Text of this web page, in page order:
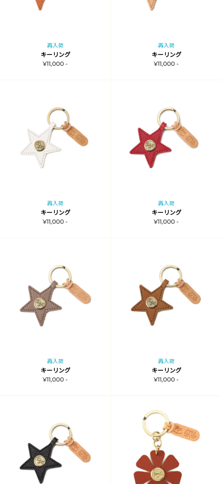
再入荷
キーリング
¥11,000 -
再入荷
キーリング
¥11,000 -
再入荷
キーリング
¥11,000 -
再入荷
キーリング
¥11,000 -
再入荷
キーリング
¥11,000 -
再入荷
キーリング
¥11,000 -